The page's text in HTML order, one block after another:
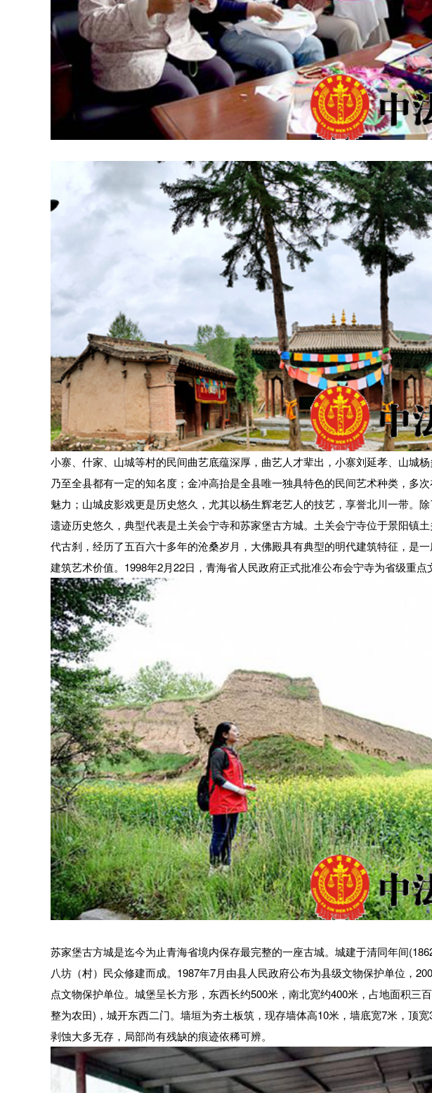
小寨、什家、山城等村的民间曲艺底蕴深厚，曲艺人才辈出，小寨刘延孝、山城
乃至全县都有一定的知名度；金冲高抬是全县唯一独具特色的民间艺术种类，多
魅力；山城皮影戏更是历史悠久，尤其以杨生辉老艺人的技艺，享誉北川一带。
遗迹历史悠久，典型代表是土关会宁寺和苏家堡古方城。土关会宁寺位于景阳镇
代古刹，经历了五百六十多年的沧桑岁月，大佛殿具有典型的明代建筑特征，是
建筑艺术价值。1998年2月22日，青海省人民政府正式批准公布会宁寺为省级重点
苏家堡古方城是迄今为止青海省境内保存最完整的一座古城。城建于清同年间
八坊（村）民众修建而成。1987年7月由县人民政府公布为县级文物保护单位，
点文物保护单位。城堡呈长方形，东西长约500米，南北宽约400米，占地面积三
整为农田)，城开东西二门。墙垣为夯土板筑，现存墙体高10米，墙底宽7米，顶
剥蚀大多无存，局部尚有残缺的痕迹依稀可辨。